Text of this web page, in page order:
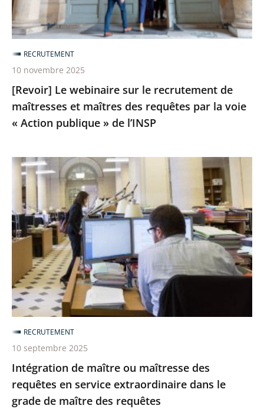
maîtresses
et
maîtres
des
requêtes
par
la
voie
Action
publique
de
l’INSP
[Revoir] Le webinaire sur le recrutement de
maîtresses et maîtres des requêtes par la voie
« Action publique » de l’INSP
RECRUTEMENT
10 novembre 2025
Intégration
maître
ou
maîtresse
des
requêtes
en
service
extraordinaire
dans
le
grade
maître
Intégration de maître ou maîtresse des
requêtes en service extraordinaire dans le
grade de maître des requêtes
RECRUTEMENT
10 septembre 2025